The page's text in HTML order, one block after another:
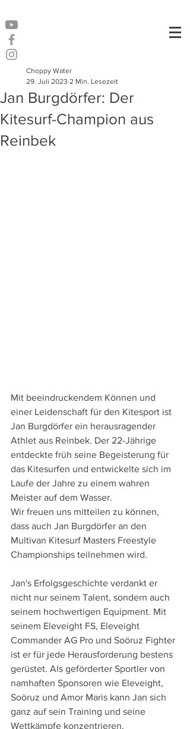
Jan Burgdörfer: Der
Kitesurf-Champion aus
Reinbek
Choppy Water
29. Juli 2023 2 Min. Lesezeit
Mit beeindruckendem Können und
einer Leidenschaft für den Kitesport ist
Jan Burgdörfer ein herausragender
Athlet aus Reinbek. Der 22-Jährige
entdeckte früh seine Begeisterung für
das Kitesurfen und entwickelte sich im
Laufe der Jahre zu einem wahren
Meister auf dem Wasser.
Wir freuen uns mitteilen zu können,
dass auch Jan Burgdörfer an den
Multivan Kitesurf Masters Freestyle
Championships teilnehmen wird.
Jan's Erfolgsgeschichte verdankt er
nicht nur seinem Talent, sondern auch
seinem hochwertigen Equipment. Mit
seinem Eleveight FS, Eleveight
Commander AG Pro und Soöruz Fighter
ist er für jede Herausforderung bestens
gerüstet. Als geförderter Sportler von
namhaften Sponsoren wie Eleveight,
Soöruz und Amor Maris kann Jan sich
ganz auf sein Training und seine
Wettkämpfe konzentrieren.